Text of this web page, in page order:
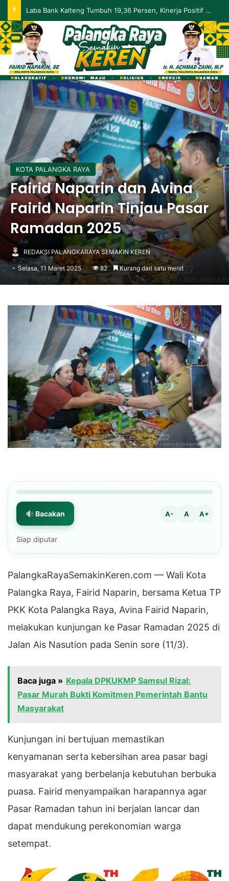
Laba Bank Kalteng Tumbuh 19,36 Persen, Kinerja Positif Berlanjut hingga Mei 2026
KOTA PALANGKA RAYA
Fairid Naparin dan Avina
Fairid Naparin Tinjau Pasar
Ramadan 2025
REDAKSI PALANGKARAYA SEMAKIN KEREN
Selasa, 11 Maret 2025 82 Kurang dari satu menit
Bacakan A- A A+
Siap diputar
PalangkaRayaSemakinKeren.com — Wali Kota
Palangka Raya, Fairid Naparin, bersama Ketua TP
PKK Kota Palangka Raya, Avina Fairid Naparin,
melakukan kunjungan ke Pasar Ramadan 2025 di
Jalan Ais Nasution pada Senin sore (11/3).
Baca juga » Kepala DPKUKMP Samsul Rizal:
Pasar Murah Bukti Komitmen Pemerintah Bantu
Masyarakat
Kunjungan ini bertujuan memastikan
kenyamanan serta kebersihan area pasar bagi
masyarakat yang berbelanja kebutuhan berbuka
puasa. Fairid menyampaikan harapannya agar
Pasar Ramadan tahun ini berjalan lancar dan
dapat mendukung perekonomian warga
setempat.